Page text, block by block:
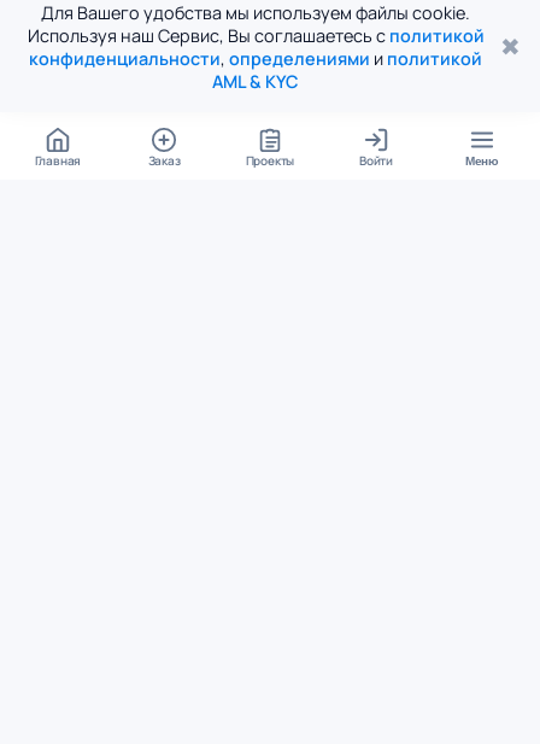
Для Вашего удобства мы используем файлы cookie.
Используя наш Сервис, Вы соглашаетесь с политикой
конфиденциальности, определениями и политикой
AML & KYC
✖
Главная Заказ Проекты Войти Меню